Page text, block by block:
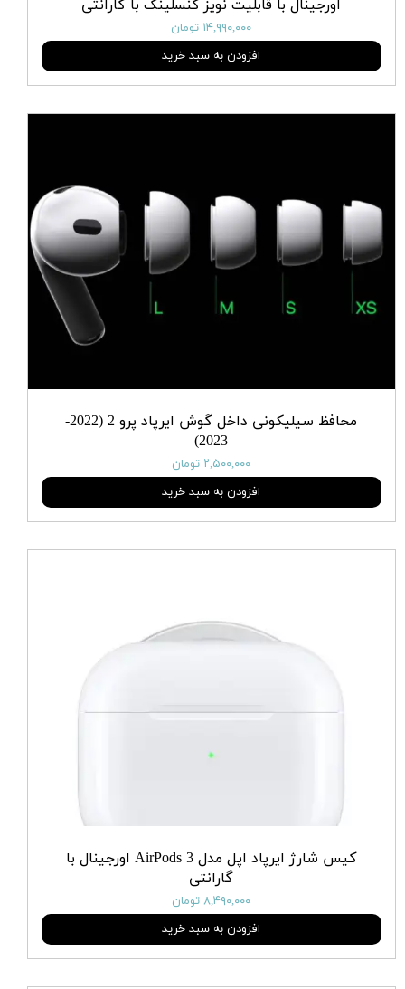
اورجینال با قابلیت نویز کنسلینگ با گارانتی
۱۴,۹۹۰,۰۰۰ تومان
افزودن به سبد خرید
محافظ سیلیکونی داخل گوش ایرپاد پرو 2 (2022-
2023)
۲,۵۰۰,۰۰۰ تومان
افزودن به سبد خرید
کیس شارژ ایرپاد اپل مدل AirPods 3 اورجینال با
گارانتی
۸,۴۹۰,۰۰۰ تومان
افزودن به سبد خرید